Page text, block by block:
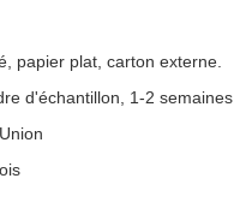
papier plat, carton externe.
d'échantillon, 1-2